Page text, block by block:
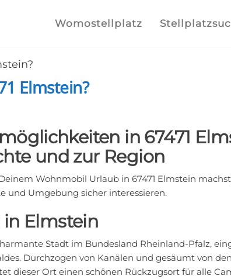
Womostellplatz
Elmstein?
in 67471
und zur Region
Wohnmobil Urlaub in 67471 Elmstein
und Umgebung sicher interessieren.
Elmstein
Stadt im Bundesland Rheinland-Pfalz,
Durchzogen von Kanälen und gesäumt von
dieser Ort einen schönen Rückzugsort für alle